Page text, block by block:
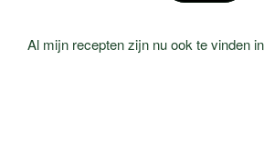
Al mijn recepten zijn nu ook te vinden